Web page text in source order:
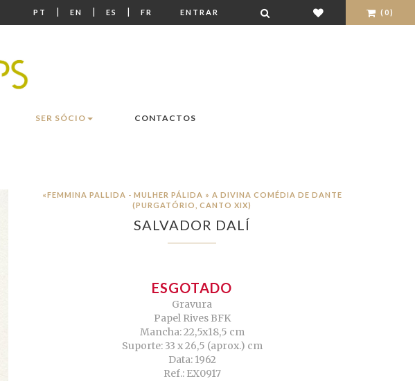
PT | EN | ES | FR ENTRAR (0)
SER SÓCIO CONTACTOS
«FEMMINA PALLIDA - MULHER PÁLIDA » A DIVINA COMÉDIA DE DANTE
(PURGATÓRIO, CANTO XIX)
SALVADOR DALÍ
ESGOTADO
Gravura
Papel Rives BFK
Mancha: 22,5x18,5 cm
Suporte: 33 x 26,5 (aprox.) cm
Data: 1962
Ref.: EX0917